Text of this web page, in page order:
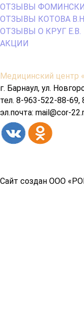
ОТЗЫВЫ
ОТЗЫВЫ КОТОВА
ОТЗЫВЫ О КРУГ Е.В.
АКЦИИ
Содержимое
подвала
Медицинский центр
г. Барнаул, ул.
тел. 8-963-522-88-
эл.почта: mail@cor-
Сайт создан ООО